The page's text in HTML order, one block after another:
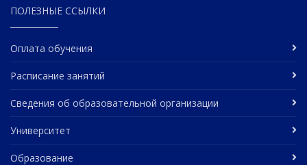
ПОЛЕЗНЫЕ ССЫЛКИ
Оплата обучения
Расписание занятий
Сведения об образовательной организации
Университет
Образование